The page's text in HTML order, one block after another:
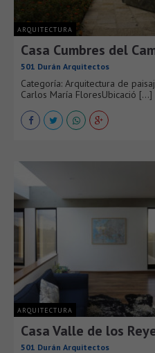
ARQUITECTURA
Casa Cumbres del
501 Durán Arquitectos
Categoría: Arquitectura de
Carlos María FloresUbicació [...]
ARQUITECTURA
Casa Valle de los
501 Durán Arquitectos